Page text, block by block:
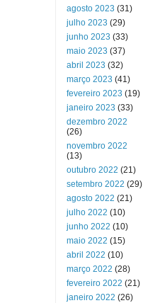
agosto 2023 (31)
julho 2023 (29)
junho 2023 (33)
maio 2023 (37)
abril 2023 (32)
março 2023 (41)
fevereiro 2023 (19)
janeiro 2023 (33)
dezembro 2022
(26)
novembro 2022
(13)
outubro 2022 (21)
setembro 2022 (29)
agosto 2022 (21)
julho 2022 (10)
junho 2022 (10)
maio 2022 (15)
abril 2022 (10)
março 2022 (28)
fevereiro 2022 (21)
janeiro 2022 (26)